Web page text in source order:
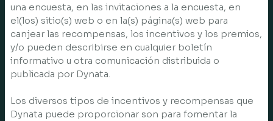
una encuesta, en las invitaciones a la encuesta, en
el(los) sitio(s) web o en la(s) página(s) web para
canjear las recompensas, los incentivos y los premios,
y/o pueden describirse en cualquier boletín
informativo u otra comunicación distribuida o
publicada por Dynata.
Los diversos tipos de incentivos y recompensas que
Dynata puede proporcionar son para fomentar la